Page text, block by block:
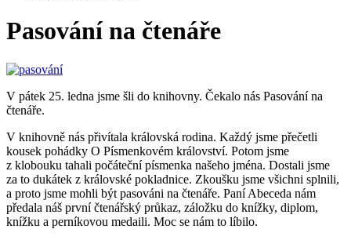
Pasování na čtenáře
V pátek 25. ledna jsme šli do knihovny. Čekalo nás Pasování na
čtenáře.
V knihovně nás přivítala královská rodina. Každý jsme přečetli
kousek pohádky O Písmenkovém království. Potom jsme
z klobouku tahali počáteční písmenka našeho jména. Dostali jsme
za to dukátek z královské pokladnice. Zkoušku jsme všichni splnili,
a proto jsme mohli být pasováni na čtenáře. Paní Abeceda nám
předala náš první čtenářský průkaz, záložku do knížky, diplom,
knížku a perníkovou medaili. Moc se nám to líbilo.